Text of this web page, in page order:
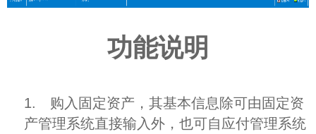
功能说明
1.
购入固定资产，其基本信息除可由固定资
产管理系统直接输入外，也可自应付管理系统